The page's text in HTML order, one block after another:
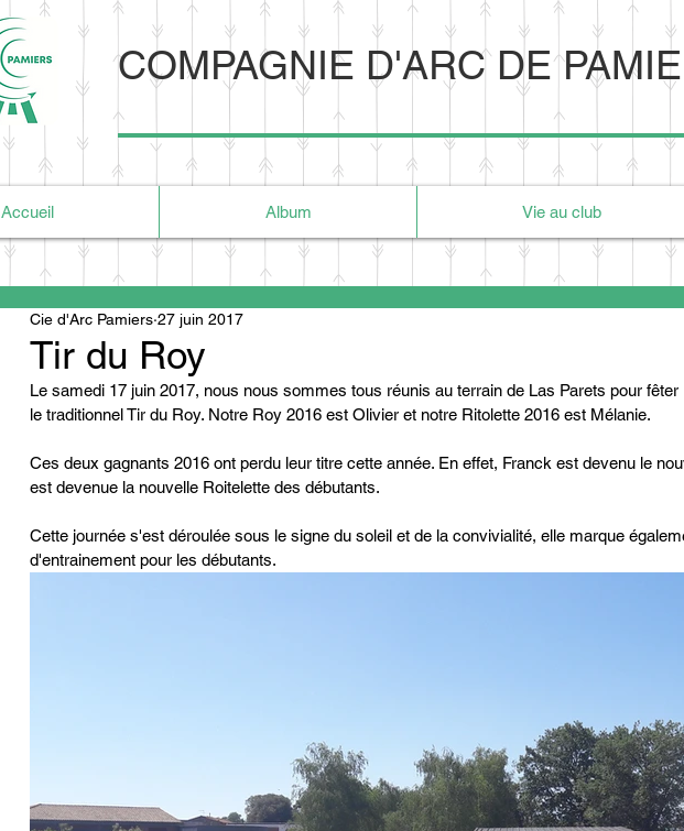
COMPAGNIE D'ARC DE
Accueil Album Vie au club
Tir du Roy
Cie d'Arc Pamiers 27 juin 2017
Le samedi 17 juin 2017, nous nous sommes tous réunis au terrain de Las Parets pour
le traditionnel Tir du Roy. Notre Roy 2016 est Olivier et notre Ritolette 2016 est Mélanie.
Ces deux gagnants 2016 ont perdu leur titre cette année. En effet, Franck est devenu le
est devenue la nouvelle Roitelette des débutants.
Cette journée s'est déroulée sous le signe du soleil et de la convivialité, elle marque
d'entrainement pour les débutants.